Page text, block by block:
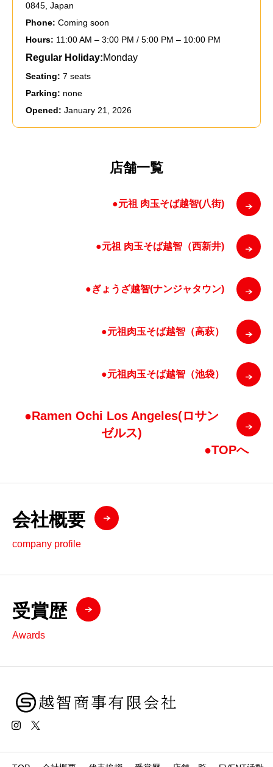
0845, Japan
Phone: Coming soon
Hours: 11:00 AM – 3:00 PM / 5:00 PM – 10:00 PM
Regular Holiday:Monday
Seating: 7 seats
Parking: none
Opened: January 21, 2026
店舗一覧
●元祖 肉玉そば越智(八街)
●元祖 肉玉そば越智（西新井)
●ぎょうざ越智(ナンジャタウン)
●元祖肉玉そば越智（高萩）
●元祖肉玉そば越智（池袋）
●Ramen Ochi Los Angeles(ロサン
ゼルス)
●TOPへ
会社概要
company profile
受賞歴
Awards